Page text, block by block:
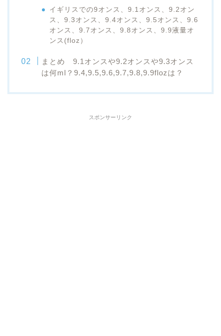
イギリスでの9オンス、9.1オンス、9.2オン
ス、9.3オンス、9.4オンス、9.5オンス、9.6
オンス、9.7オンス、9.8オンス、9.9液量オ
ンス(floz）
まとめ 9.1オンスや9.2オンスや9.3オンス
は何ml？9.4,9.5,9.6,9.7,9.8,9.9flozは？
スポンサーリンク